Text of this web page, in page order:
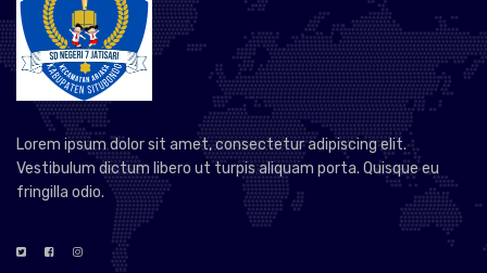
Lorem ipsum dolor sit amet, consectetur adipiscing elit.
Vestibulum dictum libero ut turpis aliquam porta. Quisque eu
fringilla odio.